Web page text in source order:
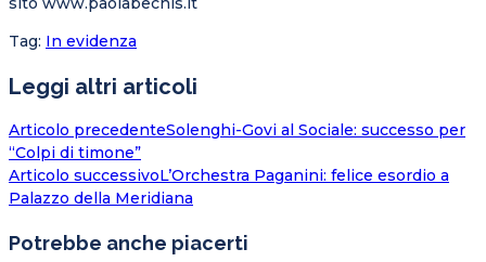
Tag: In evidenza
Leggi altri articoli
Articolo precedenteSolenghi-Govi al Sociale: successo per
“Colpi di timone”
Articolo successivoL’Orchestra Paganini: felice esordio a
Palazzo della Meridiana
Potrebbe anche piacerti